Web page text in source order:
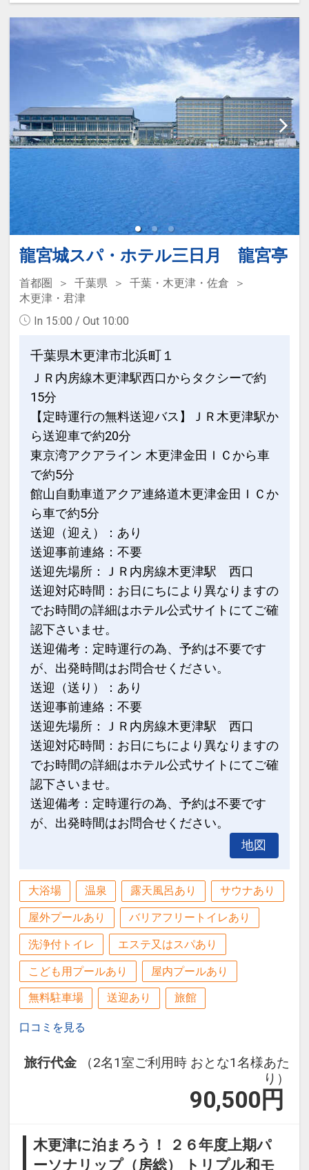
消料対象となります。
ホテルポイント！
●おひとり様ごとに水のペットボトルを
ご用意！（おひとり様１泊につき１本）
※添い寝のお子様は対象外となります。
※旅行代金に含まれます。
「食事なしプラン」と「朝食付プラン」
をご用意しています。
●「食事なしプラン」と「朝食付プラ
ン」を掲載しています。
件】の項目でご確認のうえ、予約にお進
み下さい。
設定期間：2026年4月1日～2027年3月
31日
インターネットコース番号：DP-1-
17448400
龍宮城スパ・ホテル三日月 龍宮亭
首都圏 千葉県
千葉・木更津・佐倉
木更津・君津
In 15:00 / Out 10:00
千葉県木更津市北浜町１
ＪＲ内房線木更津駅西口からタクシーで約
15分
【定時運行の無料送迎バス】ＪＲ木更津駅か
ら送迎車で約20分
東京湾アクアライン 木更津金田ＩＣから車
で約5分
館山自動車道アクア連絡道木更津金田ＩＣか
ら車で約5分
送迎（迎え）：あり
送迎事前連絡：不要
送迎先場所：ＪＲ内房線木更津駅 西口
送迎対応時間：お日にちにより異なりますの
でお時間の詳細はホテル公式サイトにてご確
認下さいませ。
送迎備考：定時運行の為、予約は不要です
が、出発時間はお問合せください。
送迎（送り）：あり
送迎事前連絡：不要
送迎先場所：ＪＲ内房線木更津駅 西口
送迎対応時間：お日にちにより異なりますの
でお時間の詳細はホテル公式サイトにてご確
認下さいませ。
送迎備考：定時運行の為、予約は不要です
が、出発時間はお問合せください。
地図
大浴場 温泉 露天風呂あり サウナあり
屋外プールあり バリアフリートイレあり
洗浄付トイレ エステ又はスパあり
こども用プールあり 屋内プールあり
無料駐車場 送迎あり 旅館
口コミを見る
旅行代金
（2名1室ご利用時 おとな1名様あた
り）
90,500 円
木更津に泊まろう！ ２６年度上期パ
ーソナリップ（房総） トリプル和モ